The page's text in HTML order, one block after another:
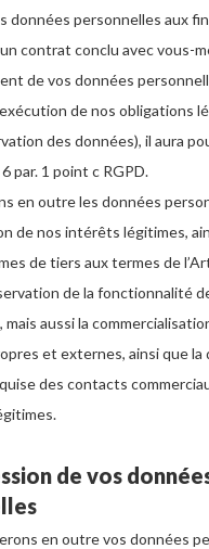
données personnelles aux
contrat conclu avec vous-
de vos données
de nos obligations
des données), il aura
par. 1 point c RGPD.
en outre les données
de nos intérêts légitimes,
de tiers aux termes de
de la fonctionnalité
aussi la
et externes, ainsi que
des contacts
de vos
en outre vos données